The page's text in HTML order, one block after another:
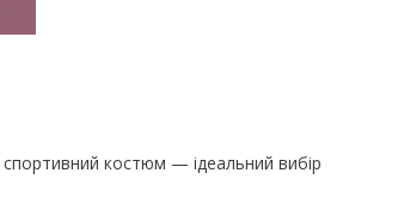
спортивний костюм — ідеальний вибір